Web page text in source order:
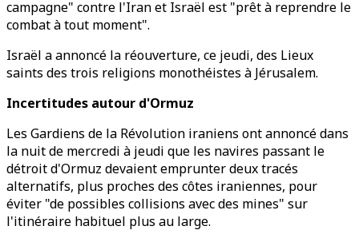
campagne" contre l'Iran et Israël est "prêt à reprendre le
combat à tout moment".
Israël a annoncé la réouverture, ce jeudi, des Lieux
saints des trois religions monothéistes à Jérusalem.
Incertitudes autour d'Ormuz
Les Gardiens de la Révolution iraniens ont annoncé dans
la nuit de mercredi à jeudi que les navires passant le
détroit d'Ormuz devaient emprunter deux tracés
alternatifs, plus proches des côtes iraniennes, pour
éviter "de possibles collisions avec des mines" sur
l'itinéraire habituel plus au large.